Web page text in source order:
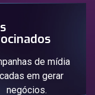
de mídia
em gerar
negócios.